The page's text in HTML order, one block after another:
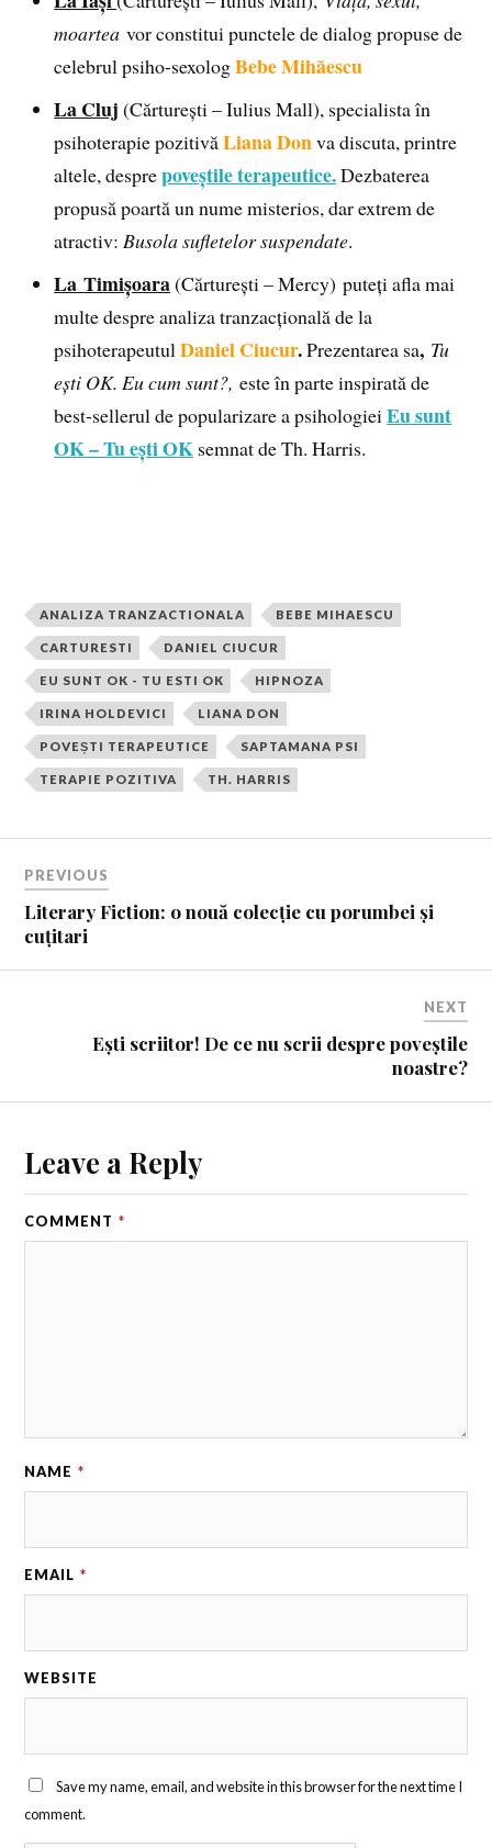
moarteavor constitui punctele de dialog propuse de
celebrul psiho-sexologBebe Mihăescu
La Cluj (Cărturești – Iulius Mall), specialista în
psihoterapie pozitivăLiana Donva discuta, printre
altele, desprepoveștile terapeutice.Dezbaterea
propusă poartă un nume misterios, dar extrem de
atractiv:Busola sufletelor suspendate.
La Timișoara(Cărturești – Mercy) puteți afla mai
multe despre analiza tranzacțională de la
psihoterapeutulDaniel Ciucur.Prezentarea sa, Tu
ești OK. Eu cum sunt?,este în parte inspirată de
best-sellerul de popularizare a psihologieiEu sunt
OK – Tu ești OK semnat de Th. Harris.
ANALIZA TRANZACTIONALA BEBE MIHAESCU
CARTURESTI DANIEL CIUCUR
EU SUNT OK - TU ESTI OK HIPNOZA
IRINA HOLDEVICI LIANA DON
POVEȘTI TERAPEUTICE SAPTAMANA PSI
TERAPIE POZITIVA TH. HARRIS
PREVIOUS
Literary Fiction: o nouă colecție cu porumbei și
cuțitari
NEXT
Ești scriitor! De ce nu scrii despre poveștile
noastre?
Leave a Reply
COMMENT *
NAME *
EMAIL *
WEBSITE
Save my name, email, and website in this browser for the next time I
comment.